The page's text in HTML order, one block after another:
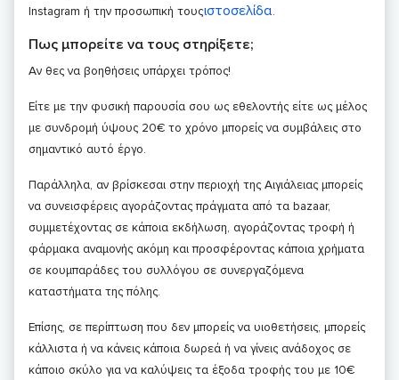
Instagram ή την προσωπική τουςιστοσελίδα.
Πως μπορείτε να τους στηρίξετε;
Αν θες να βοηθήσεις υπάρχει τρόπος!
Είτε με την φυσική παρουσία σου ως εθελοντής είτε ως μέλος
με συνδρομή ύψους 20€ το χρόνο μπορείς να συμβάλεις στο
σημαντικό αυτό έργο.
Παράλληλα, αν βρίσκεσαι στην περιοχή της Αιγιάλειας μπορείς
να συνεισφέρεις αγοράζοντας πράγματα από τα bazaar,
συμμετέχοντας σε κάποια εκδήλωση, αγοράζοντας τροφή ή
φάρμακα αναμονής ακόμη και προσφέροντας κάποια χρήματα
σε κουμπαράδες του συλλόγου σε συνεργαζόμενα
καταστήματα της πόλης.
Επίσης, σε περίπτωση που δεν μπορείς να υιοθετήσεις, μπορείς
κάλλιστα ή να κάνεις κάποια δωρεά ή να γίνεις ανάδοχος σε
κάποιο σκύλο για να καλύψεις τα έξοδα τροφής του με 10€